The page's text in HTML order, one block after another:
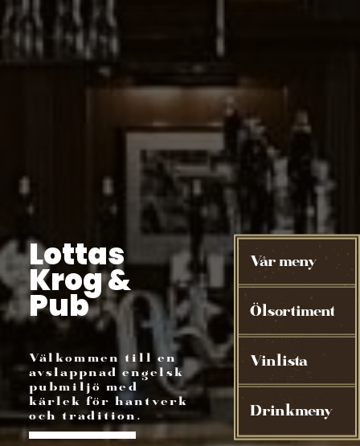
Lottas
Krog &
Pub
Välkommen till en
avslappnad engelsk
pubmiljö med
kärlek för hantverk
och tradition.
Vår meny
Ölsortiment
Vinlista
Drinkmeny